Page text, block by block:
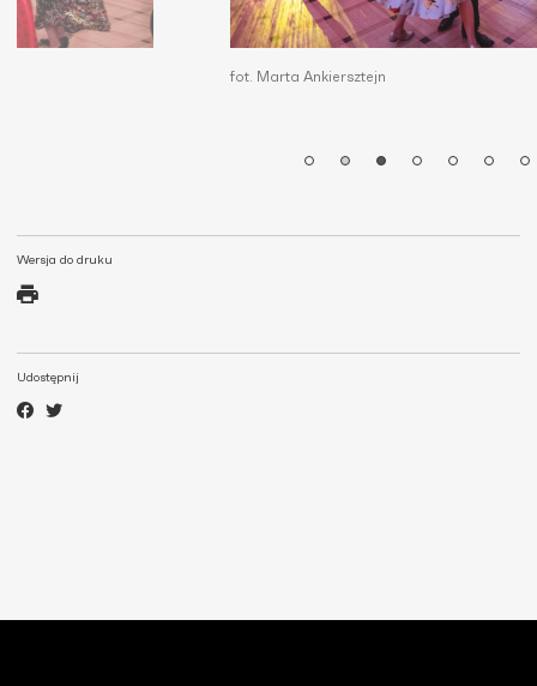
Wersja do druku
Udostępnij